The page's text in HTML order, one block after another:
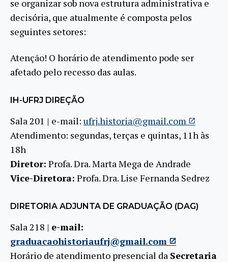
se organizar sob nova estrutura administrativa e
decisória, que atualmente é composta pelos
seguintes setores:
Atenção! O horário de atendimento pode ser
afetado pelo recesso das aulas.
IH-UFRJ DIREÇÃO
Sala 201 | e-mail: ufrj.historia@gmail.com
Atendimento: segundas, terças e quintas, 11h às
18h
Diretor: Profa. Dra. Marta Mega de Andrade
Vice-Diretora: Profa. Dra. Lise Fernanda Sedrez
DIRETORIA ADJUNTA DE GRADUAÇÃO (DAG)
Sala 218 | e-mail:
graduacaohistoriaufrj@gmail.com
Horário de atendimento presencial da Secretaria